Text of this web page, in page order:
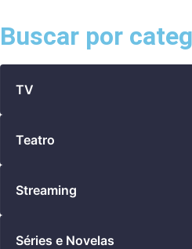
Buscar por
TV
Teatro
Streaming
Séries e Novelas